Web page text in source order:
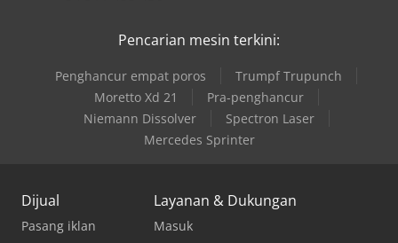
Pencarian mesin terkini:
Penghancur empat poros
Trumpf Trupunch
Moretto Xd 21
Pra-penghancur
Niemann Dissolver
Spectron Laser
Mercedes Sprinter
Dijual
Pasang iklan
Layanan & Dukungan
Masuk